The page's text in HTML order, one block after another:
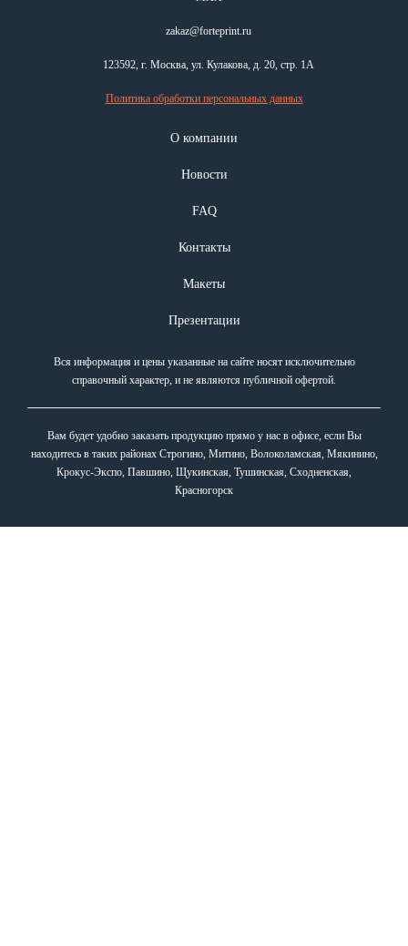
zakaz@forteprint.ru
123592, г. Москва, ул. Кулакова, д. 20, стр. 1А
Политика обработки персональных данных
О компании
Новости
FAQ
Контакты
Макеты
Презентации
Вся информация и цены указанные на сайте носят исключительно
справочный характер, и не являются публичной офертой.
Вам будет удобно заказать продукцию прямо у нас в офисе, если Вы
находитесь в таких районах Строгино, Митино, Волоколамская, Мякинино,
Крокус-Экспо, Павшино, Щукинская, Тушинская, Сходненская,
Красногорск